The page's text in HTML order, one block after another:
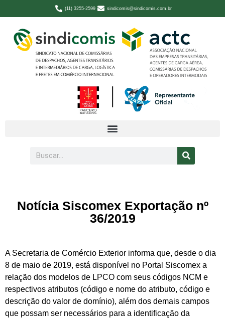
(11) 3255-2599 sindicomis@sindicomis.com.br
Notícia Siscomex Exportação nº
36/2019
A Secretaria de Comércio Exterior informa que, desde o dia
8 de maio de 2019, está disponível no Portal Siscomex a
relação dos modelos de LPCO com seus códigos NCM e
respectivos atributos (código e nome do atributo, código e
descrição do valor de domínio), além dos demais campos
que possam ser necessários para a identificação da